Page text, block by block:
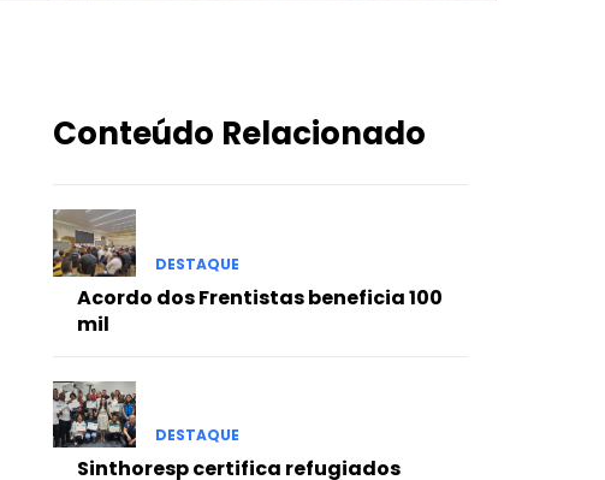
Conteúdo Relacionado
DESTAQUE
Acordo dos Frentistas beneficia 100
mil
DESTAQUE
Sinthoresp certifica refugiados